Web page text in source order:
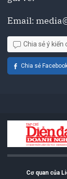
Email:
Chia sẻ ý kiến
Chia sẻ
Cơ quan của